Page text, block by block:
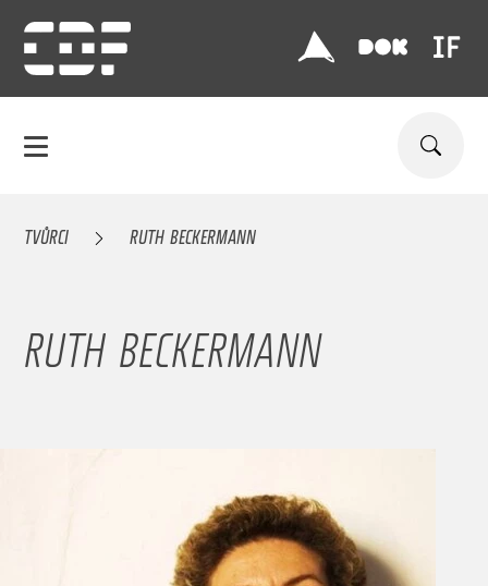
TVŮRCI RUTH BECKERMANN
RUTH BECKERMANN